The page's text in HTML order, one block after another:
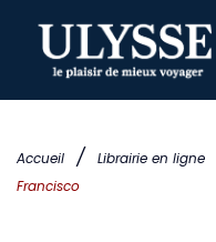
Accueil / Librairie en ligne
Francisco